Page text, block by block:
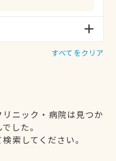
すべてをクリア
ニック・病院は見つか
した。
索してください。